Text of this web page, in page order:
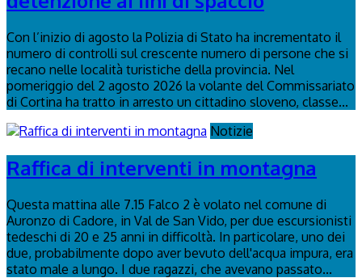
Con l’inizio di agosto la Polizia di Stato ha incrementato il
numero di controlli sul crescente numero di persone che si
recano nelle località turistiche della provincia. Nel
pomeriggio del 2 agosto 2026 la volante del Commissariato
di Cortina ha tratto in arresto un cittadino sloveno, classe...
Notizie
Raffica di interventi in montagna
Questa mattina alle 7.15 Falco 2 è volato nel comune di
Auronzo di Cadore, in Val de San Vido, per due escursionisti
tedeschi di 20 e 25 anni in difficoltà. In particolare, uno dei
due, probabilmente dopo aver bevuto dell'acqua impura, era
stato male a lungo. I due ragazzi, che avevano passato...